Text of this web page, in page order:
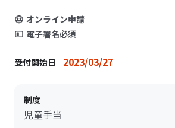
オンライン申請
電子署名必須
受付開始日 2023/03/27
制度
児童手当